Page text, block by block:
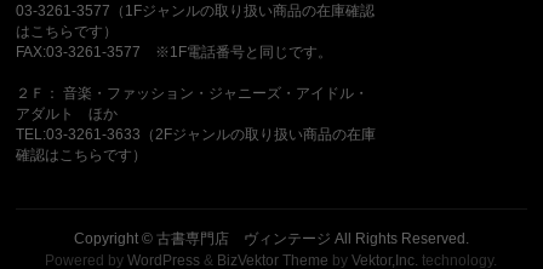
03-3261-3577（1Fジャンルの取り扱い商品の在庫確認
はこちらです）
FAX:03-3261-3577 ※1F電話番号と同じです。
２Ｆ： 音楽・ファッション・ジャニーズ・アイドル・
アダルト ほか
TEL:03-3261-3633（2Fジャンルの取り扱い商品の在庫
確認はこちらです）
Copyright © 古書専門店 ヴィンテージ All Rights Reserved.
Powered byWordPress & BizVektor Theme byVektor,Inc. technology.